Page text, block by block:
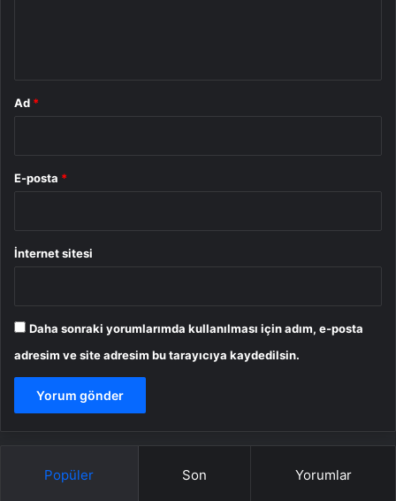
Ad *
E-posta *
İnternet sitesi
Daha sonraki yorumlarımda kullanılması için adım, e-posta
adresim ve site adresim bu tarayıcıya kaydedilsin.
Popüler Son Yorumlar